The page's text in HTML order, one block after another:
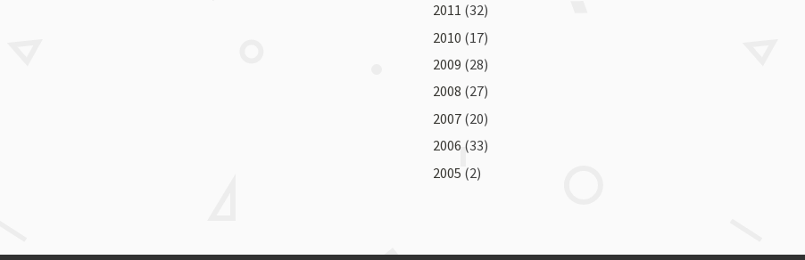
2011 (32)
2010 (17)
2009 (28)
2008 (27)
2007 (20)
2006 (33)
2005 (2)